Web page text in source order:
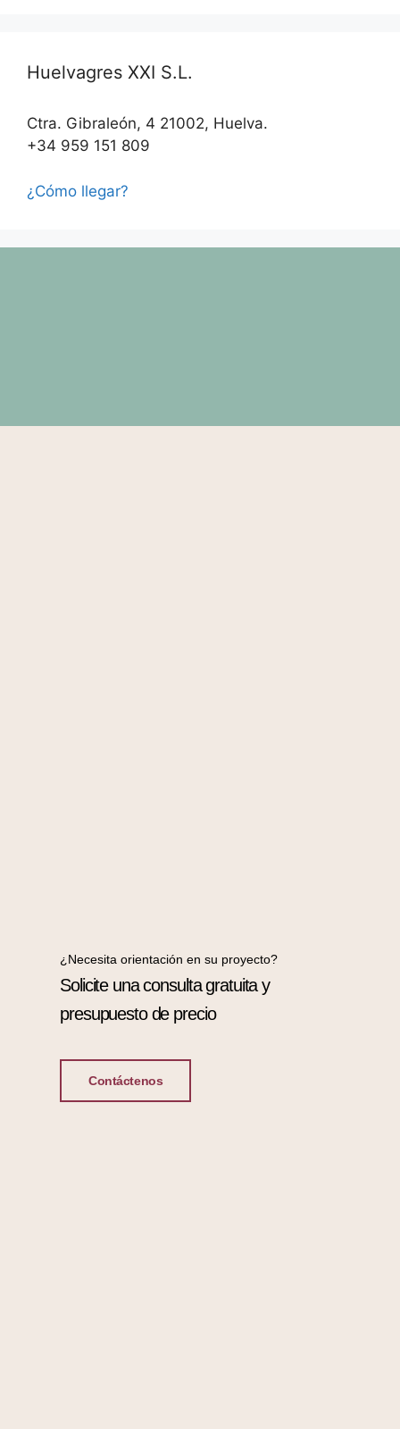
Huelvagres XXI S.L.
Ctra. Gibraleón, 4 21002, Huelva.
+34 959 151 809
¿Cómo llegar?
¿Necesita orientación en su proyecto?
Solicite una consulta gratuita y
presupuesto de precio
Contáctenos